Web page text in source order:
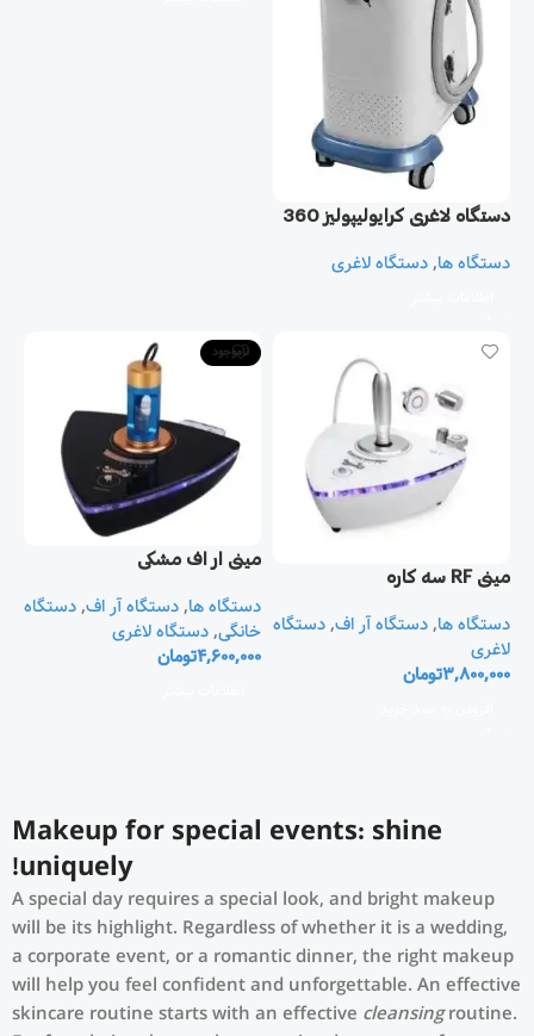
دستگاه لاغری کرایولیپولیز 360
دستگاه ها,دستگاه لاغری
مينی RF سه کاره
دستگاه ها,دستگاه آر اف,دستگاه
لاغری
3,800,000تومان
ناموجود
مينی ار اف مشکی
دستگاه ها,دستگاه آر اف,دستگاه
خانگی,دستگاه لاغری
4,600,000تومان
Makeup for special events: shine
uniquely!
A special day requires a special look, and bright makeup
will be its highlight. Regardless of whether it is a wedding,
a corporate event, or a romantic dinner, the right makeup
will help you feel confident and unforgettable. An effective
skincare routine starts with an effective cleansingroutine.